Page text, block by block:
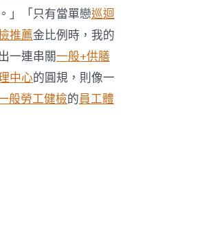
」「只有當單戀巡迴
推薦金比例時，我的
一連串關一般+供膳
中心的圓規，則像一
般勞工健檢的員工體